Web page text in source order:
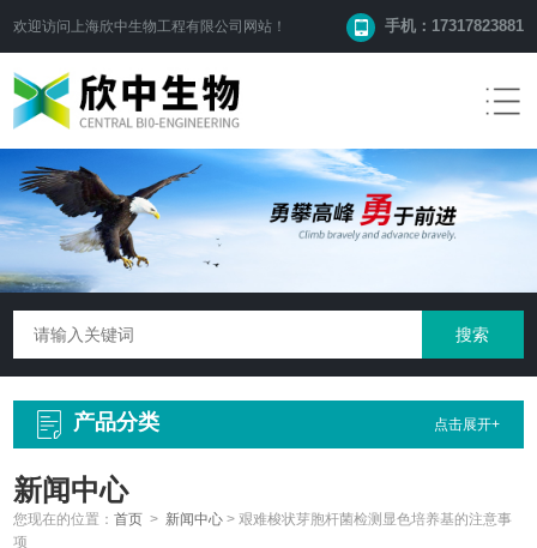
欢迎访问 上海欣中生物工程有限公司 网站！ 手机：17317823881
产品分类 点击展开+
新闻中心
您现在的位置：首页 > 新闻中心 >艰难梭状芽胞杆菌检测显色培养基的注意事
项